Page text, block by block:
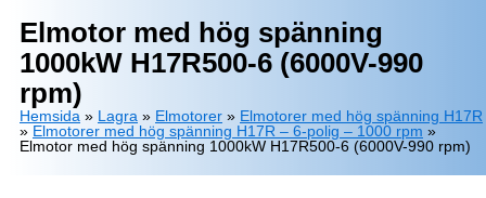
Elmotor med hög spänning
1000kW H17R500-6 (6000V-990
rpm)
Hemsida » Lagra » Elmotorer » Elmotorer med hög spänning H17R
» Elmotorer med hög spänning H17R – 6-polig – 1000 rpm »
Elmotor med hög spänning 1000kW H17R500-6 (6000V-990 rpm)